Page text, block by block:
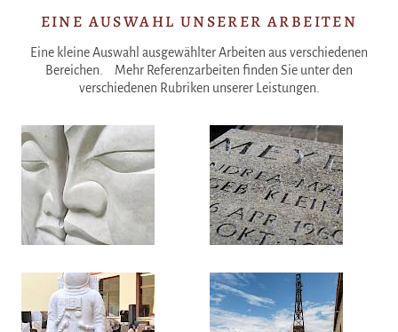
EINE AUSWAHL UNSERER ARBEITEN
Eine kleine Auswahl ausgewählter Arbeiten aus verschiedenen
Bereichen. Mehr Referenzarbeiten finden Sie unter den
verschiedenen Rubriken unserer Leistungen.